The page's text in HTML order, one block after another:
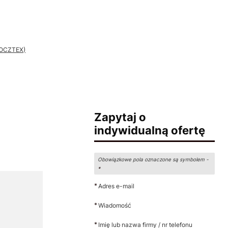
Zapytaj o
indywidualną ofertę
Obowiązkowe pola oznaczone są symbolem -
*
*Adres e-mail
*Wiadomość
* Imię lub nazwa firmy / nr telefonu